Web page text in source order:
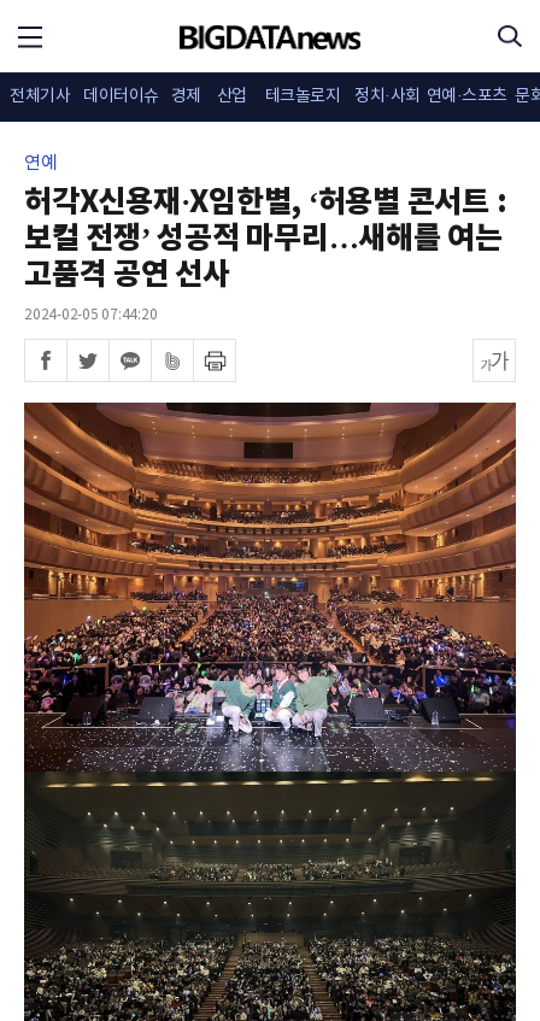
전체기사 데이터이슈 경제 산업 테크놀로지 정치·사회 연예·스포츠 문
연예
허각X신용재·X임한별, ‘허용별 콘서트 :
보컬 전쟁’ 성공적 마무리…새해를 여는
고품격 공연 선사
2024-02-05 07:44:20